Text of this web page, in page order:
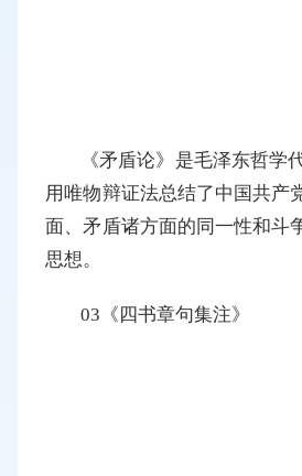
《矛盾论》是毛泽东哲
用唯物辩证法总结了中国共产
面、矛盾诸方面的同一性和斗
思想。
03《四书章句集注》